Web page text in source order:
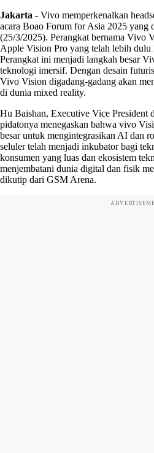
Jakarta - Vivo memperkenalkan
acara Boao Forum for Asia 2025 yang
(25/3/2025). Perangkat bernama Vivo
Apple Vision Pro yang telah lebih dulu
Perangkat ini menjadi langkah besar
teknologi imersif. Dengan desain
Vivo Vision digadang-gadang akan
di dunia mixed reality.
Hu Baishan, Executive Vice President
pidatonya menegaskan bahwa vivo
besar untuk mengintegrasikan AI dan
seluler telah menjadi inkubator bagi
konsumen yang luas dan ekosistem
menjembatani dunia digital dan fisik
dikutip dari GSM Arena.